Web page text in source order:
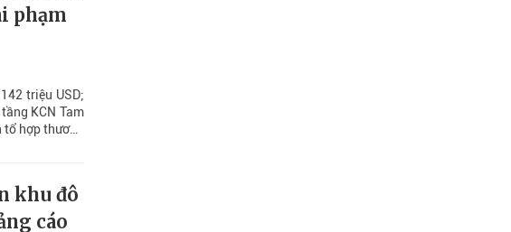
phạm
triệu USD;
KCN Tam
hợp thương
khu đô
cáo